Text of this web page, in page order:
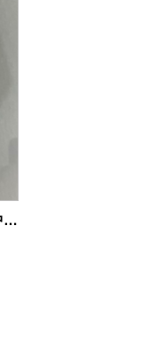
アイリスオーヤマ 2025年製 4.5kg 洗濯機 中古品販売